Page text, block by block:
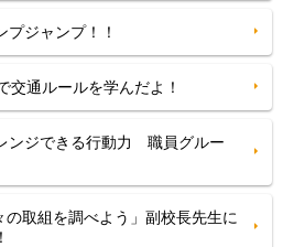
ジャンプ！！
通ルールを学んだよ！
ンジできる行動力 職員グルー
取組を調べよう」副校長先生に